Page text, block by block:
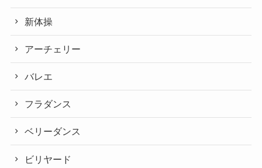
新体操
アーチェリー
バレエ
フラダンス
ベリーダンス
ビリヤード